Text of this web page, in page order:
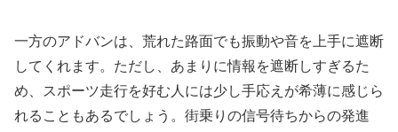
一方のアドバンは、荒れた路面でも振動や音を上手に遮断
してくれます。ただし、あまりに情報を遮断しすぎるた
め、スポーツ走行を好む人には少し手応えが希薄に感じら
れることもあるでしょう。街乗りの信号待ちからの発進